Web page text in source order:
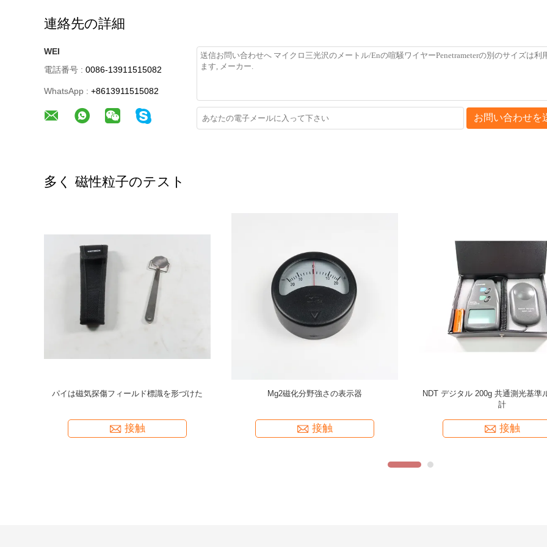
連絡先の詳細
WEI
電話番号 : 0086-13911515082
WhatsApp : +8613911515082
お問い合わせを
多く 磁性粒子のテスト
手持ちの産業検査 電池駆動デジタルデバイス
接触
Tmteck製永久ヨーク磁粉探傷器
接触
45N 磁粉探傷用リフティングフォ
ロック、非破壊検査重力校正 MT
接触